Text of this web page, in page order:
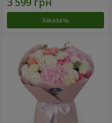
Заказать